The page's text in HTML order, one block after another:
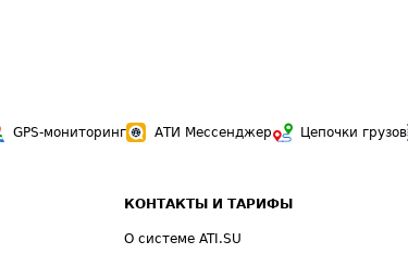
GPS-мониторинг АТИ Мессенджер Цепочки грузов
КОНТАКТЫ И ТАРИФЫ
О системе ATI.SU